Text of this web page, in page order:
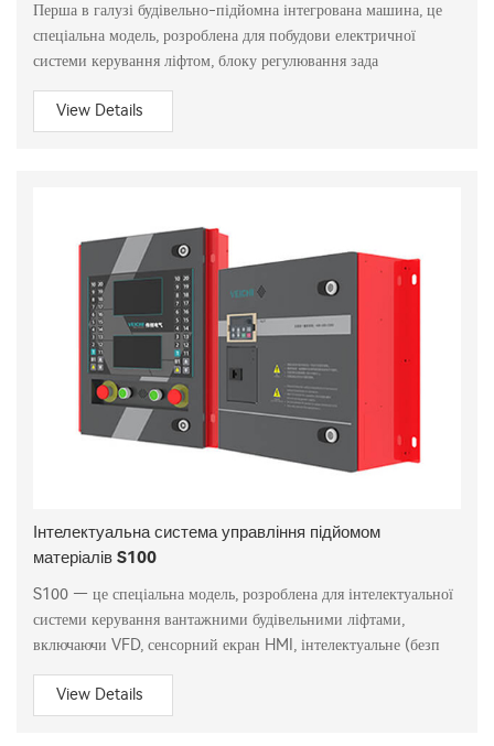
Перша в галузі будівельно-підйомна інтегрована машина, це
спеціальна модель, розроблена для побудови електричної
системи керування ліфтом, блоку регулювання зада
View Details
Інтелектуальна система управління підйомом
матеріалів S100
S100 — це спеціальна модель, розроблена для інтелектуальної
системи керування вантажними будівельними ліфтами,
включаючи VFD, сенсорний екран HMI, інтелектуальне (безп
View Details